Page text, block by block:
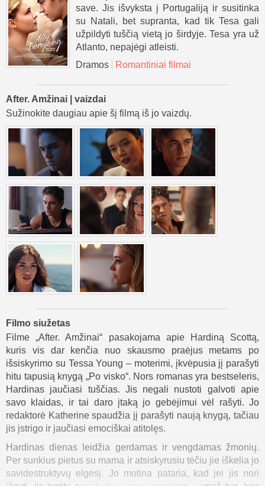
save. Jis išvyksta į Portugaliją ir susitinka
su Natali, bet supranta, kad tik Tesa gali
užpildyti tuščią vietą jo širdyje. Tesa yra už
Atlanto, nepajėgi atleisti.
Dramos
Romantiniai filmai
After. Amžinai | vaizdai
Sužinokite daugiau apie šį filmą iš jo vaizdų.
Filmo siužetas
Filme „After. Amžinai“ pasakojama apie Hardiną Scottą,
kuris vis dar kenčia nuo skausmo praėjus metams po
išsiskyrimo su Tessa Young – moterimi, įkvėpusia jį parašyti
hitu tapusią knygą „Po visko“. Nors romanas yra bestseleris,
Hardinas jaučiasi tuščias. Jis negali nustoti galvoti apie
savo klaidas, ir tai daro įtaką jo gebėjimui vėl rašyti. Jo
redaktorė Katherine spaudžia jį parašyti naują knygą, tačiau
jis įstrigo ir jaučiasi emociškai atitolęs.
Hardinas dienas leidžia gerdamas ir vengdamas žmonių.
Per sunkius pietus su mama ir atsiskyrusiu tėčiu jie iškelia jo
savidestruktyvų elgesį. Jo motina pataria, kad jei jis nori